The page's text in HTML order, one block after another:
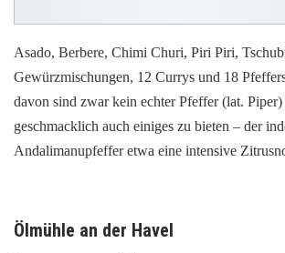
Asado, Berbere, Chimi Churi, Piri Piri,
Gewürzmischungen, 12 Currys und 18
davon sind zwar kein echter Pfeffer (lat. Piper)
geschmacklich auch einiges zu bieten – der
Andalimanupfeffer etwa eine intensive
Ölmühle an der Havel